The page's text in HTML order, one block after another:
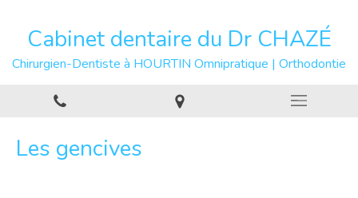
Cabinet dentaire du Dr CHAZÉ
Chirurgien-Dentiste à HOURTIN Omnipratique | Orthodontie
Les gencives